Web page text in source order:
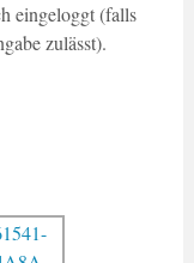
eingeloggt (falls
zulässt).